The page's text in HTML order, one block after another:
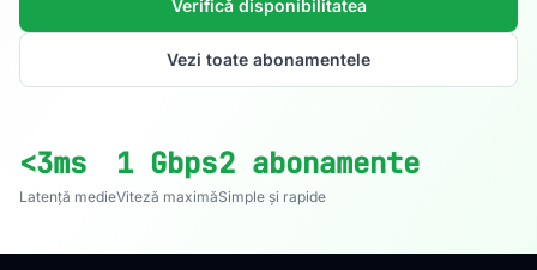
Verifică disponibilitatea
Vezi toate abonamentele
<3ms
Latență medie
1 Gbps
Viteză maximă
2 abonamente
Simple și rapide